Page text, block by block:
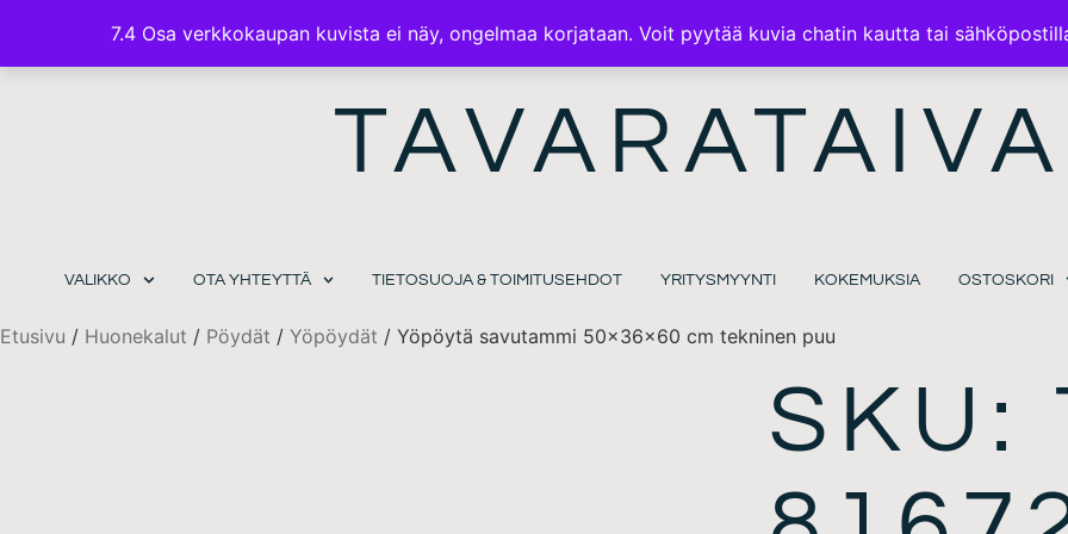
7.4 Osa verkkokaupan kuvista ei näy, ongelmaa korjataan. Voit pyytää kuvia chatin kautta tai
ILMAINEN TOIMITUS 100€ TILAUKSISSA
VALIKKO OTA YHTEYTTÄ TIETOSUOJA & TOIMITUSEHDOT YRITYSMYYNTI KOKEMUKSIA OSTOSKORI
Etusivu / Huonekalut / Pöydät / Yöpöydät / Yöpöytä savutammi 50x36x60 cm tekninen puu
SKU: